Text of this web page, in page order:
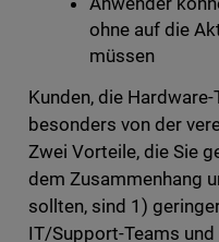
ohne auf die
müssen
Kunden, die
besonders von der
Zwei Vorteile, die Sie
dem Zusammenhang
sollten, sind 1)
IT/Support-Teams